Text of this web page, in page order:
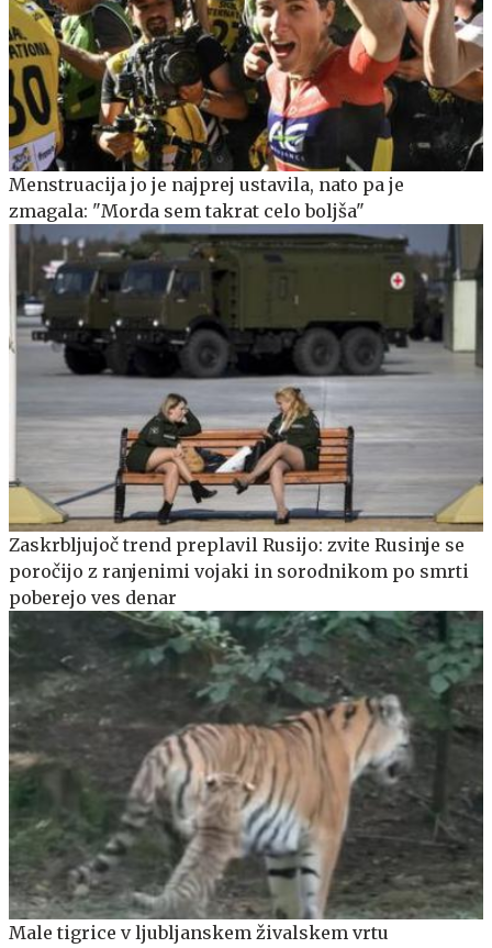
Menstruacija jo je najprej ustavila, nato pa je
zmagala: "Morda sem takrat celo boljša"
Zaskrbljujoč trend preplavil Rusijo: zvite Rusinje se
poročijo z ranjenimi vojaki in sorodnikom po smrti
poberejo ves denar
Male tigrice v ljubljanskem živalskem vrtu